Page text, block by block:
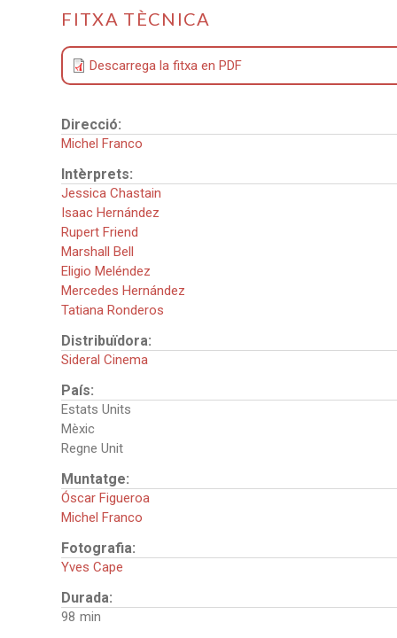
FITXA TÈCNICA
Descarrega la fitxa en PDF
Direcció:
Michel Franco
Intèrprets:
Jessica Chastain
Isaac Hernández
Rupert Friend
Marshall Bell
Eligio Meléndez
Mercedes Hernández
Tatiana Ronderos
Distribuïdora:
Sideral Cinema
País:
Estats Units
Mèxic
Regne Unit
Muntatge:
Óscar Figueroa
Michel Franco
Fotografia:
Yves Cape
Durada:
98